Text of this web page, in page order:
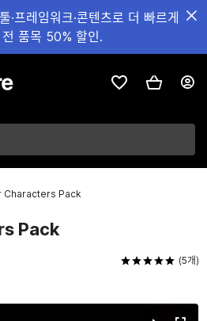
·프레임워크·콘텐츠로 더 빠르게
품목 50% 할인.
Characters Pack
Pack
(5개)